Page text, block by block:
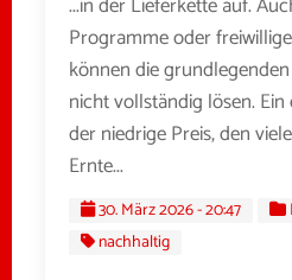
Programme oder
können die
nicht vollständig lösen.
der niedrige Preis, den
Ernte...
30. März 2026 - 20:47
nachhaltig